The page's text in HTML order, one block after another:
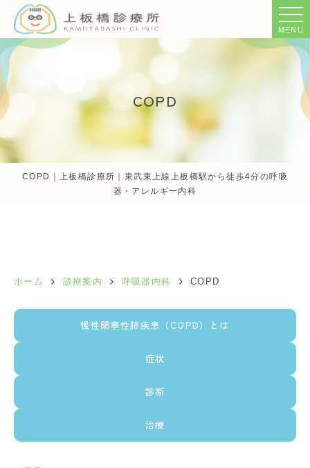
MENU
COPD
COPD｜上板橋診療所｜東武東上線上板橋駅から徒歩4分の呼吸
器・アレルギー内科
ホーム 診療案内 呼吸器内科 COPD
慢性閉塞性肺疾患（COPD）とは
症状
診断
治療